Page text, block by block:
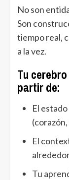
No son
Son
tiempo real,
a la vez.
Tu
partir de:
El
El
Tu